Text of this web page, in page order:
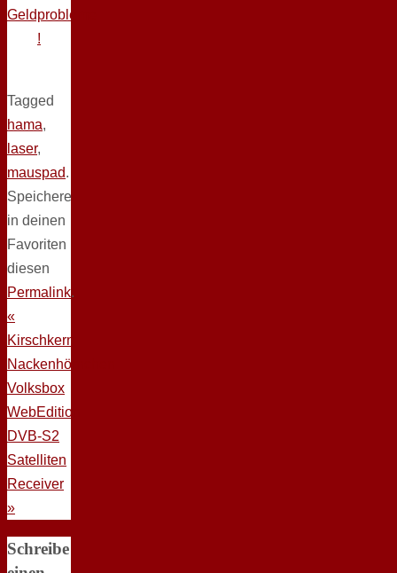
Geldprobleme
!
Tagged
hama,
laser,
mauspad.
Speichere
in deinen
Favoriten
diesen
Permalink.
«
Kirschkern
Nackenhörnchen
Volksbox
WebEdition
DVB-S2
Satelliten
Receiver
»
Schreibe